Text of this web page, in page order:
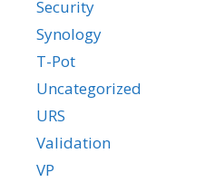
Security
Synology
T-Pot
Uncategorized
URS
Validation
VP